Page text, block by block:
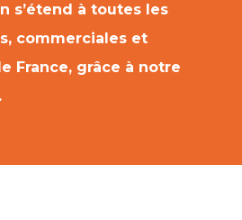
s’étend à toutes les
commerciales et
France, grâce à notre